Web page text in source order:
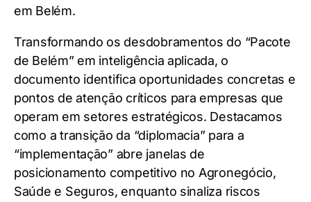
em Belém.
Transformando os desdobramentos do “Pacote
de Belém” em inteligência aplicada, o
documento identifica oportunidades concretas e
pontos de atenção críticos para empresas que
operam em setores estratégicos. Destacamos
como a transição da “diplomacia” para a
“implementação” abre janelas de
posicionamento competitivo no Agronegócio,
Saúde e Seguros, enquanto sinaliza riscos